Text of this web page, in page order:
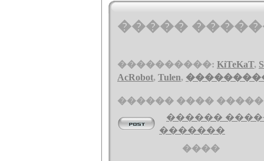
�����
����������: KiTeKaT,
AcRobot, Tulen,
������ ����
������
�������
����